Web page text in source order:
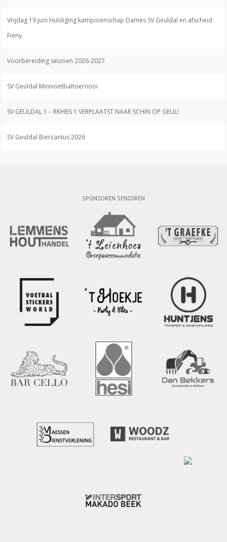
Vrijdag 19 juni Huldiging kampioenschap Dames SV Geuldal en afscheid
Fieny.
Voorbereiding seizoen 2026-2027
SV Geuldal Minivoetbaltoernooi
SV GEULDAL 1 – RKHBS 1 VERPLAATST NAAR SCHIN OP GEUL!
SV Geuldal Biercantus 2026
SPONSOREN SENIOREN